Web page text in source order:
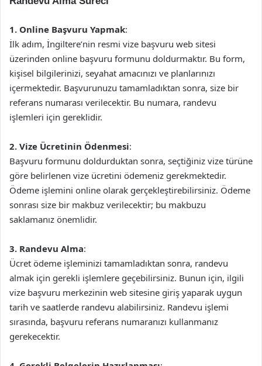
1. Online Başvuru Yapmak:
İlk adım, İngiltere’nin resmi vize başvuru web sitesi
üzerinden online başvuru formunu doldurmaktır. Bu form,
kişisel bilgilerinizi, seyahat amacınızı ve planlarınızı
içermektedir. Başvurunuzu tamamladıktan sonra, size bir
referans numarası verilecektir. Bu numara, randevu
işlemleri için gereklidir.
2. Vize Ücretinin Ödenmesi:
Başvuru formunu doldurduktan sonra, seçtiğiniz vize türüne
göre belirlenen vize ücretini ödemeniz gerekmektedir.
Ödeme işlemini online olarak gerçekleştirebilirsiniz. Ödeme
sonrası size bir makbuz verilecektir; bu makbuzu
saklamanız önemlidir.
3. Randevu Alma:
Ücret ödeme işleminizi tamamladıktan sonra, randevu
almak için gerekli işlemlere geçebilirsiniz. Bunun için, ilgili
vize başvuru merkezinin web sitesine giriş yaparak uygun
tarih ve saatlerde randevu alabilirsiniz. Randevu işlemi
sırasında, başvuru referans numaranızı kullanmanız
gerekecektir.